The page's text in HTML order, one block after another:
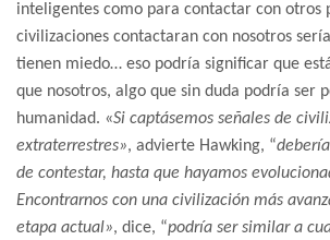
inteligentes como para contactar con otros
civilizaciones contactaran con nosotros
tienen miedo… eso podría significar que
que nosotros, algo que sin duda podría ser
humanidad. «Si captásemos señales de
extraterrestres», advierte Hawking, “
de contestar, hasta que hayamos
Encontrarnos con una civilización más
etapa actual», dice, “podría ser similar a